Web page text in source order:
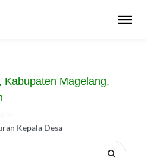
Kabupaten Magelang,
Kepala Desa